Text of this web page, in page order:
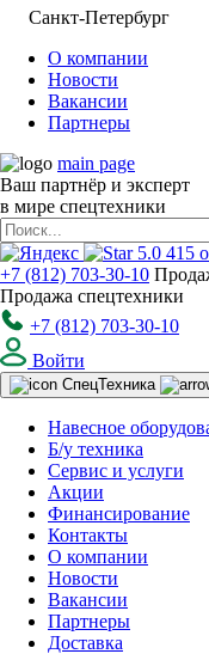
Санкт-Петербург
О компании
Новости
Вакансии
Партнеры
main page
Ваш партнёр и эксперт
в мире спецтехники
5.0 415
+7 (812) 703-30-10
Продажа спецтехники
+7 (812) 703-30-10
Войти
СпецТехника
Навесное
Б/у техника
Сервис и услуги
Акции
Финансирование
Контакты
О компании
Новости
Вакансии
Партнеры
Доставка